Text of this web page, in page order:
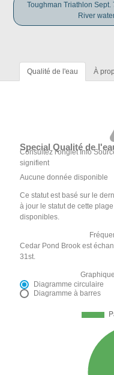
Toughman Triathlon
River
Qualité de l'eau À
Special Qualité de
Consultez l'onglet Info
signifient
Aucune donnée disponible
Ce statut est basé sur le
à jour le statut de cette
disponibles.
Cedar Pond Brook est
31st.
Diagramme circulaire
Diagramme à barres